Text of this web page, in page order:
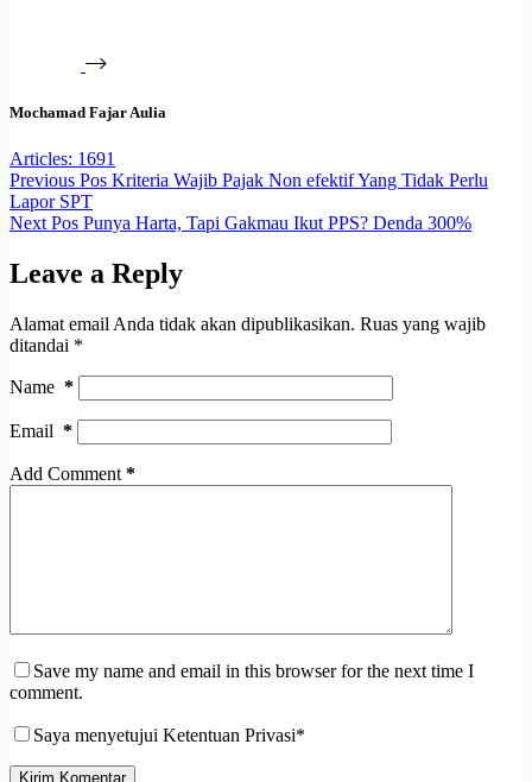
Mochamad Fajar Aulia
Articles: 1691
Previous Pos Kriteria Wajib Pajak Non efektif Yang Tidak Perlu
Lapor SPT
Next Pos Punya Harta, Tapi Gakmau Ikut PPS? Denda 300%
Leave a Reply
Alamat email Anda tidak akan dipublikasikan. Ruas yang wajib
ditandai *
Name *
Email *
Add Comment *
Save my name and email in this browser for the next time I
comment.
Saya menyetujui Ketentuan Privasi*
Kirim Komentar